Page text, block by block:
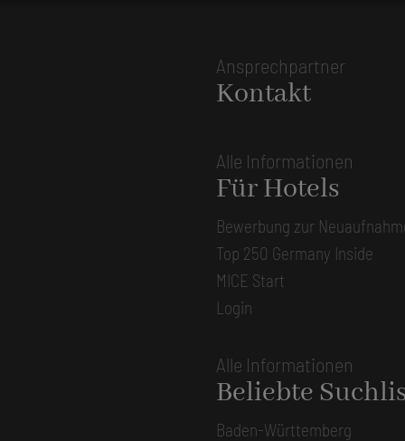
Ansprechpartner
Kontakt
Alle Informationen
Für Hotels
Bewerbung zur
Top 250 Germany Inside
MICE Start
Login
Alle Informationen
Beliebte
Baden-Württemberg